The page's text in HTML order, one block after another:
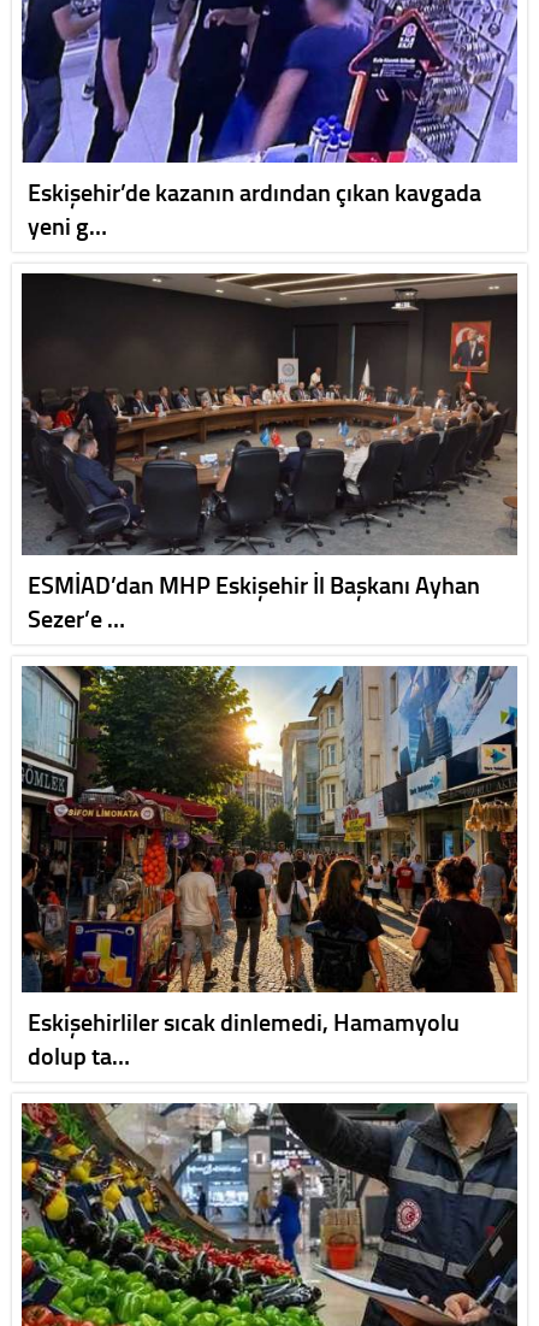
Eskişehir’de kazanın ardından çıkan kavgada
yeni g…
ESMİAD’dan MHP Eskişehir İl Başkanı Ayhan
Sezer’e …
Eskişehirliler sıcak dinlemedi, Hamamyolu
dolup ta…